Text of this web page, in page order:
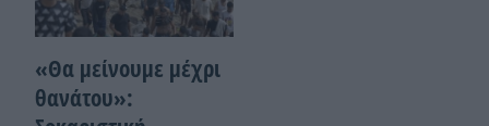
«Θα μείνουμε μέχρι
θανάτου»: